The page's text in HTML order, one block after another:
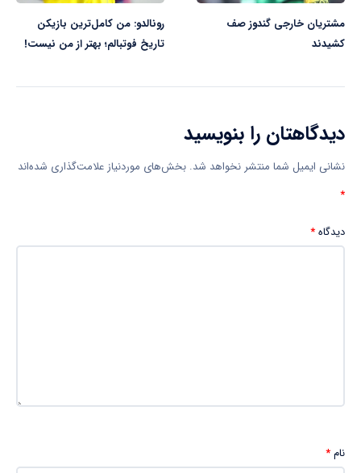
مشتریان خارجی گندوز صف
کشیدند
رونالدو: من کامل‌ترین بازیکن
تاریخ فوتبالم؛ بهتر از من نیست!
دیدگاهتان را بنویسید
نشانی ایمیل شما منتشر نخواهد شد. بخش‌های موردنیاز علامت‌گذاری شده‌اند
*
دیدگاه*
نام*